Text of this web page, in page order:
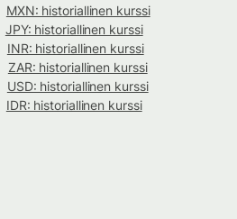
MXN: historiallinen kurssi
JPY: historiallinen kurssi
INR: historiallinen kurssi
ZAR: historiallinen kurssi
USD: historiallinen kurssi
IDR: historiallinen kurssi